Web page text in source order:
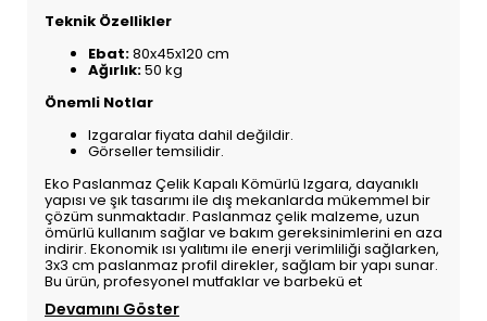
Teknik Özellikler
Ebat:80x45x120 cm
Ağırlık:50 kg
Önemli Notlar
Izgaralar fiyata dahil değildir.
Görseller temsilidir.
Eko Paslanmaz Çelik Kapalı Kömürlü Izgara, dayanıklı
yapısı ve şık tasarımı ile dış mekanlarda mükemmel bir
çözüm sunmaktadır. Paslanmaz çelik malzeme, uzun
ömürlü kullanım sağlar ve bakım gereksinimlerini en aza
indirir. Ekonomik ısı yalıtımı ile enerji verimliliği sağlarken,
3x3 cm paslanmaz profil direkler, sağlam bir yapı sunar.
Bu ürün, profesyonel mutfaklar ve barbekü et
Devamını Göster